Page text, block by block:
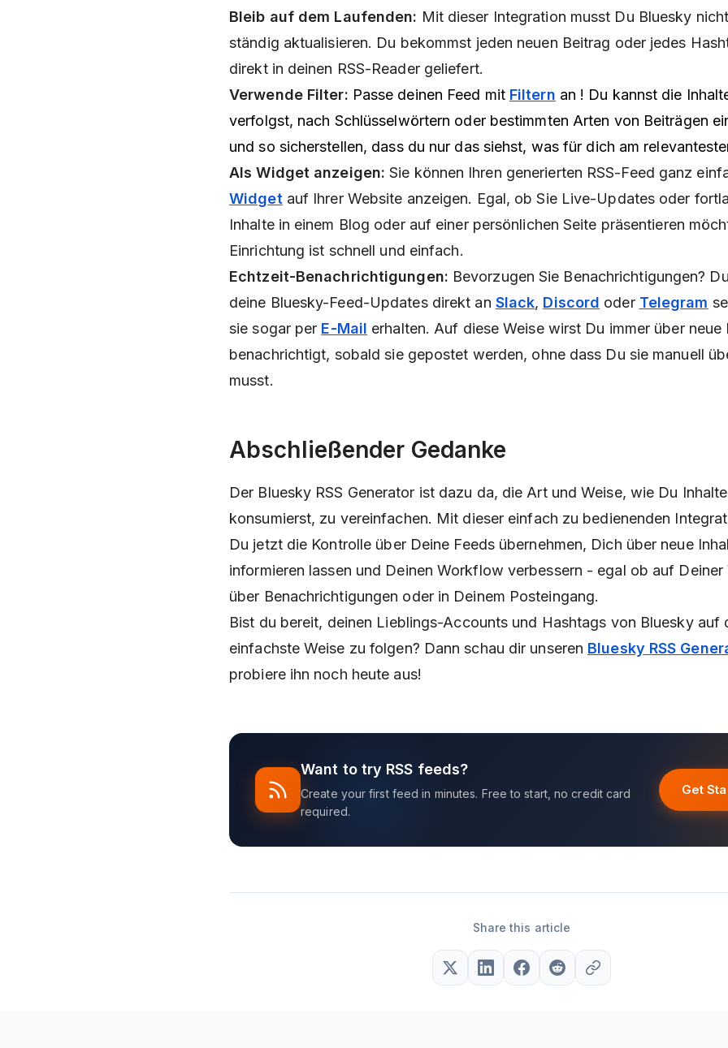
Bleib auf dem Laufenden: Mit dieser Integration musst Du Bluesky
ständig aktualisieren. Du bekommst jeden neuen Beitrag oder jedes
direkt in deinen RSS-Reader geliefert.
Verwende Filter: Passe deinen Feed mit Filtern an ! Du kannst die
verfolgst, nach Schlüsselwörtern oder bestimmten Arten von Beiträgen
und so sicherstellen, dass du nur das siehst, was für dich am
Als Widget anzeigen: Sie können Ihren generierten RSS-Feed ganz
Widget auf Ihrer Website anzeigen. Egal, ob Sie Live-Updates oder
Inhalte in einem Blog oder auf einer persönlichen Seite präsentieren
Einrichtung ist schnell und einfach.
Echtzeit-Benachrichtigungen: Bevorzugen Sie Benachrichtigungen?
deine Bluesky-Feed-Updates direkt an Slack, Discord oder Telegram
sie sogar per E-Mail erhalten. Auf diese Weise wirst Du immer über neue
benachrichtigt, sobald sie gepostet werden, ohne dass Du sie manuell
musst.
Abschließender Gedanke
Der Bluesky RSS Generator ist dazu da, die Art und Weise, wie Du
konsumierst, zu vereinfachen. Mit dieser einfach zu bedienenden
Du jetzt die Kontrolle über Deine Feeds übernehmen, Dich über neue
informieren lassen und Deinen Workflow verbessern - egal ob auf Deiner
über Benachrichtigungen oder in Deinem Posteingang.
Bist du bereit, deinen Lieblings-Accounts und Hashtags von Bluesky auf
einfachste Weise zu folgen? Dann schau dir unseren Bluesky RSS
probiere ihn noch heute aus!
Want to try RSS feeds?
Create your first feed in minutes. Free to start, no credit card
required.
Get
Share this article